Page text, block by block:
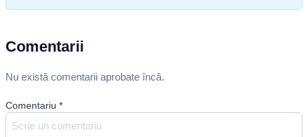
Comentarii
Nu există comentarii aprobate încă.
Comentariu *